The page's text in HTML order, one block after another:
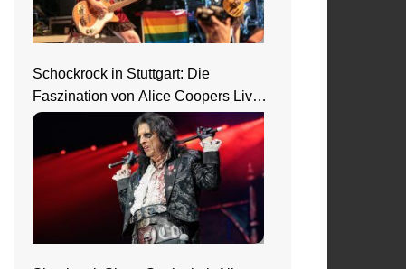
Schockrock in Stuttgart: Die
Faszination von Alice Coopers Live-
Show